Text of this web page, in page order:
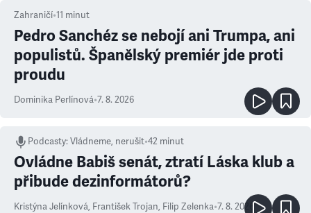
Zahraničí•11 minut
Pedro Sanchéz se nebojí ani Trumpa, ani
populistů. Španělský premiér jde proti
proudu
Dominika Perlínová•7. 8. 2026
Podcasty:Vládneme, nerušit•42 minut
Ovládne Babiš senát, ztratí Láska klub a
přibude dezinformátorů?
Kristýna Jelínková, František Trojan, Filip Zelenka•7. 8. 2026